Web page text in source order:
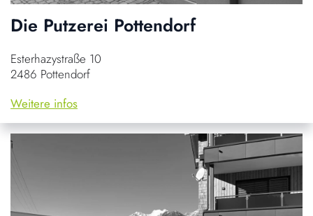
Die Putzerei Pottendorf
Esterhazystraße 10
2486 Pottendorf
Weitere infos